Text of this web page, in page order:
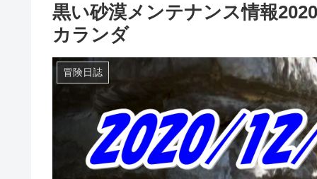
黒い砂漠メンテナンス情報
カランダ
冒険日誌